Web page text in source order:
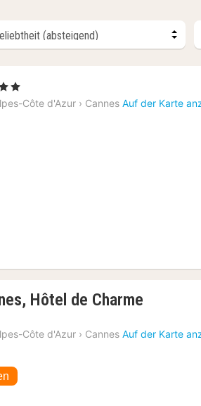
Côte d'Azur › Cannes Auf der Karte
Hôtel de Charme
ab
Côte d'Azur › Cannes Auf der Karte